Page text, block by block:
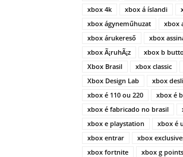
xbox 4k
xbox á íslandi
xbox ágyneműhuzat
xbox
xbox árukereső
xbox
xbox Ã¡ruhÃ¡z
xbox b
Xbox Brasil
xbox classic
Xbox Design Lab
xbox
xbox é 110 ou 220
xbox é
xbox é fabricado no brasil
xbox e playstation
xbox é
xbox entrar
xbox
xbox fortnite
xbox g